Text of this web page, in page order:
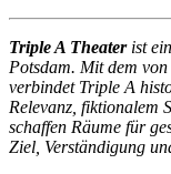
Triple A Theaterist
Potsdam. Mit dem
verbindet Triple A
Relevanz, fiktionalem
schaffen Räume für
Ziel, Verständigung